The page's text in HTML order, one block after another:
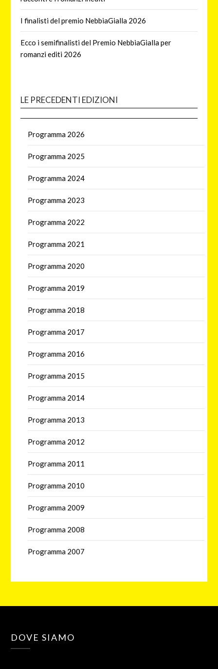
I finalisti del premio NebbiaGialla 2026
Ecco i semifinalisti del Premio NebbiaGialla per
romanzi editi 2026
LE PRECEDENTI EDIZIONI
Programma 2026
Programma 2025
Programma 2024
Programma 2023
Programma 2022
Programma 2021
Programma 2020
Programma 2019
Programma 2018
Programma 2017
Programma 2016
Programma 2015
Programma 2014
Programma 2013
Programma 2012
Programma 2011
Programma 2010
Programma 2009
Programma 2008
Programma 2007
DOVE SIAMO